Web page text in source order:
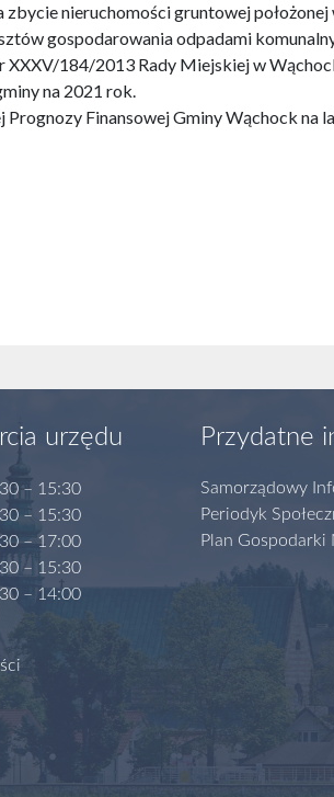
nieruchomości gruntowej
gospodarowania odpadami
XXXV/184/2013 Rady Miejskiej w
na 2021 rok.
Finansowej Gminy Wąchock na
urzędu
– 15:30
– 15:30
– 17:00
– 15:30
– 14:00
Przydatne
Samorządowy
Periodyk
Plan Gospodarki